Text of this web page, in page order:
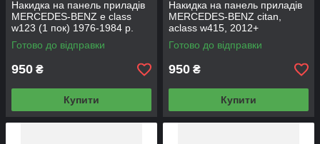
Накидка на панель приладів
MERCEDES-BENZ е class
w123 (1 пок) 1976-1984 р.
Готово до відправки
950 ₴
Купити
Накидка на панель приладів
MERCEDES-BENZ citan,
aclass w415, 2012+
Готово до відправки
950 ₴
Купити